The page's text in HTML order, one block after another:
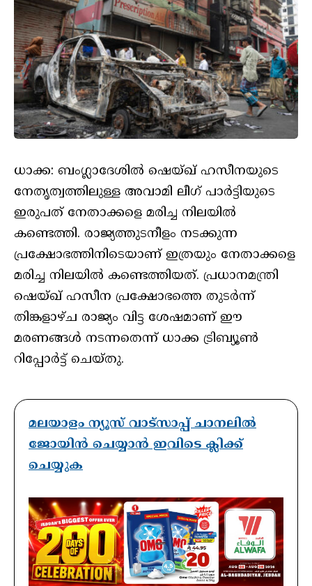
ധാക്ക: ബം​ഗ്ലാ​ദേശിൽ ഷെയ്ഖ് ഹസീനയുടെ
നേതൃത്വത്തിലുള്ള അവാമി ലീഗ് പാർട്ടിയുടെ
ഇരുപത് നേതാക്കളെ മരിച്ച നിലയിൽ
കണ്ടെത്തി. രാജ്യത്തുടനീളം നടക്കുന്ന
പ്രക്ഷോഭത്തിനിടെയാണ് ഇത്രയും നേതാക്കളെ
മരിച്ച നിലയിൽ കണ്ടെത്തിയത്. പ്രധാനമന്ത്രി
ഷെയ്ഖ് ഹസീന പ്രക്ഷോഭത്തെ തുടർന്ന്
തിങ്കളാഴ്ച രാജ്യം വിട്ട ശേഷമാണ് ഈ
മരണങ്ങൾ നടന്നതെന്ന് ധാക്ക ട്രിബ്യൂൺ
റിപ്പോർട്ട് ചെയ്തു.
മലയാളം ന്യൂസ് വാട്സാപ്പ് ചാനലിൽ
ജോയിൻ ചെയ്യാൻ ഇവിടെ ക്ലിക്ക്
ചെയ്യുക